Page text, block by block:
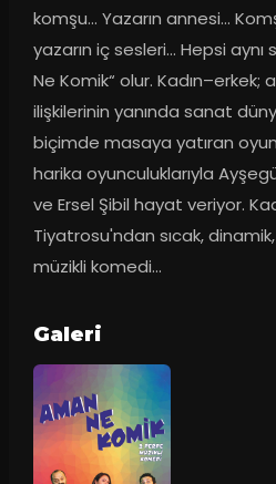
komşu... Yazarın annesi...
yazarın iç sesleri... Hepsi
Ne Komik“ olur. Kadın–erkek;
ilişkilerinin yanında sanat
biçimde masaya yatıran
harika oyunculuklarıyla
ve Ersel Şibil hayat veriyor.
Tiyatrosu'ndan sıcak,
müzikli komedi...
Galeri